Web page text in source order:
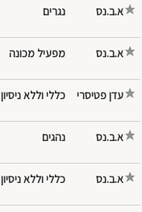
א.ב.נס נגרים
א.ב.נס
עדן פטיסרי כללי וללא ניסיון
א.ב.נס
א.ב.נס כללי וללא ניסיון